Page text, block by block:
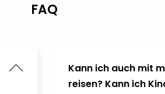
FAQ
Kann ich auch mit
reisen? Kann ich